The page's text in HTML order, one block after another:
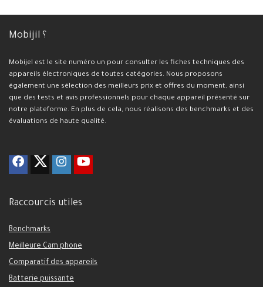
Mobijil ؟
Mobijel est le site numéro un pour consulter les fiches techniques des
appareils électroniques de toutes catégories. Nous proposons
également une sélection des meilleurs prix et offres du moment, ainsi
que des tests et avis professionnels pour chaque appareil présenté sur
notre plateforme. En plus de cela, nous réalisons des benchmarks et des
évaluations de haute qualité.
Raccourcis utiles
Benchmarks
Meilleure Cam phone
Comparatif des appareils
Batterie puissante